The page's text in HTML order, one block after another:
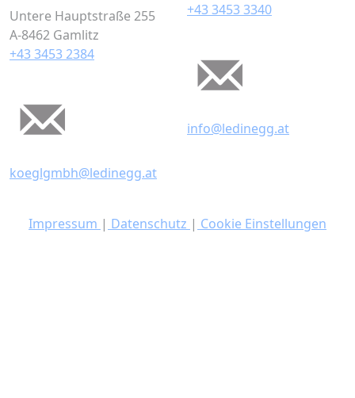
Untere Hauptstraße 255
A-8462 Gamlitz
+43 3453 2384
koeglgmbh@ledinegg.at
+43 3453 3340
info@ledinegg.at
Impressum | Datenschutz | Cookie Einstellungen